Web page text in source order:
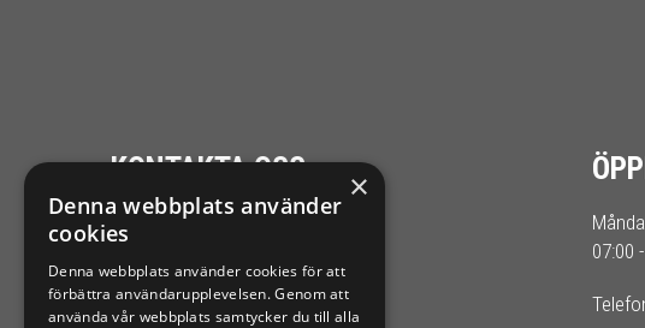
KONTAKTA OSS
Ångra mitt köp
0921-102 09
support@sixtennilssons.com
07:00
×
Denna webbplats använder
cookies
Denna webbplats använder cookies för att
förbättra användarupplevelsen. Genom att
använda vår webbplats samtycker du till alla